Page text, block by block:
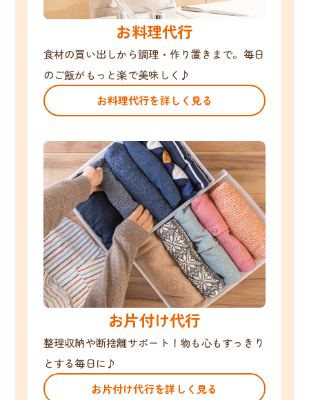
お料理代行
食材の買い出しから調理・作り置きまで。毎日
のご飯がもっと楽で美味しく♪
お料理代行を詳しく見る
お片付け代行
整理収納や断捨離サポート！物も心もすっきり
とする毎日に♪
お片付け代行を詳しく見る